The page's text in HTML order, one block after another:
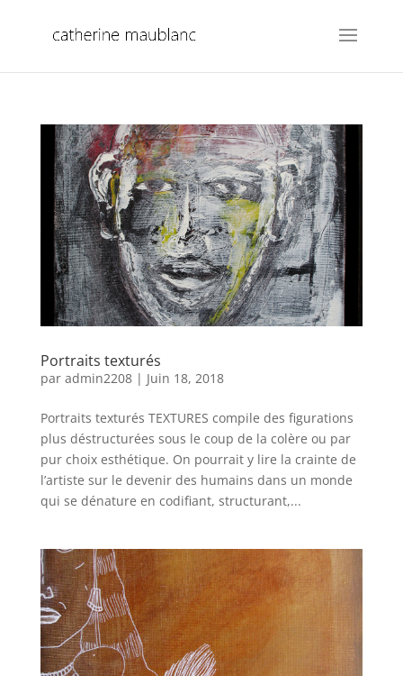
Portraits texturés
par admin2208| Juin 18, 2018
Portraits texturés TEXTURES compile des figurations
plus déstructurées sous le coup de la colère ou par
pur choix esthétique. On pourrait y lire la crainte de
l’artiste sur le devenir des humains dans un monde
qui se dénature en codifiant, structurant,...